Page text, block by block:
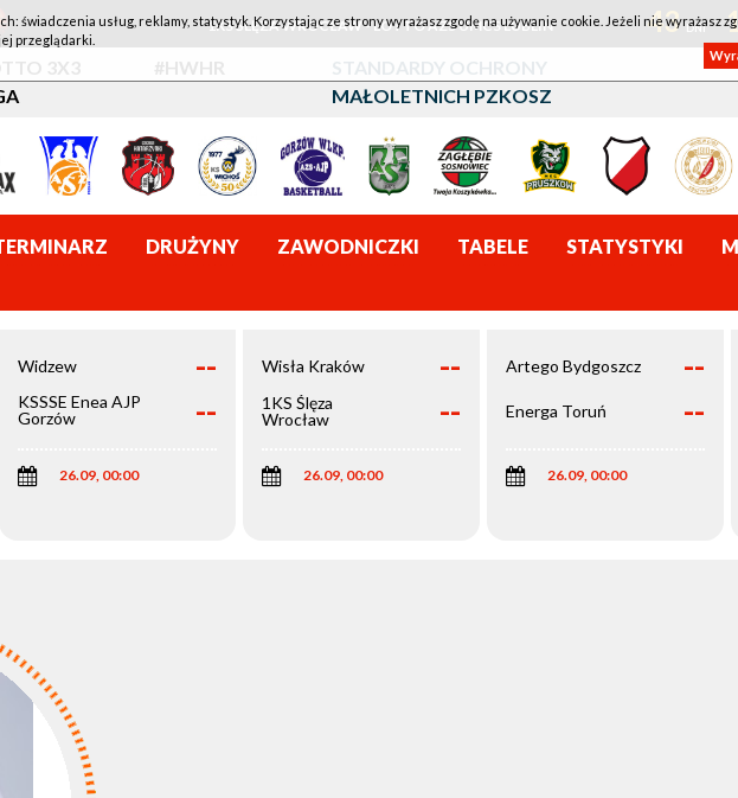
1KS ŚLĘZA WROCŁAW - LOTTO AZS UMCS LUBLIN 43
3X3
#HWHR
STANDARDY OCHRONY
MAŁOLETNICH PZKOSZ
DRUŻYNY ZAWODNICZKI TABELE STATYSTYKI
Widzew --
KSSSE Enea AJP
Gorzów
--
26.09, 00:00
Wisła Kraków --
1KS Ślęza
Wrocław
--
26.09, 00:00
Artego Bydgoszcz --
Energa Toruń --
26.09, 00:00
świadczenia usług, reklamy, statystyk. Korzystając ze strony wyrażasz zgodę na używanie cookie. Jeżeli nie wyrażasz
przeglądarki.